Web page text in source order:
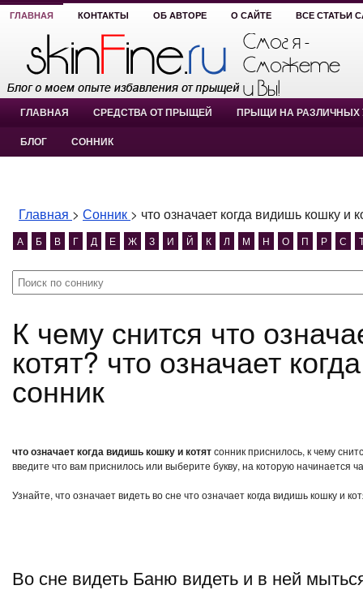
ГЛАВНАЯ КОНТАКТЫ ОБ АВТОРЕ О САЙТЕ ВСЕ СТАТЬИ
ГЛАВНАЯ СРЕДСТВА ОТ ПРЫЩЕЙ ПРЫЩИ НА РАЗЛИЧНЫХ
БЛОГ СОННИК
Главная > Сонник > что означает когда видишь кошку и
А Б В Г Д Е Ж З И Й К Л М Н О П Р С
К чему снится что означает когда видишь кошку и
котят? что означает
сонник
что означает когда видишь кошку и котятсонник приснилось, к чему
введите что вам приснилось или выберите букву, на которую начинается
Узнайте, что означает видеть во сне что означает когда видишь кошку и
Во сне видеть Баню видеть и в ней